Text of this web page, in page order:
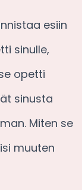
esiin
sinulle,
opetti
sinusta
Miten se
muuten